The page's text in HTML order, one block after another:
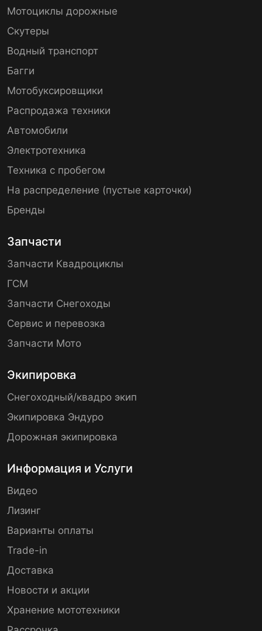
Мотоциклы дорожные
Скутеры
Водный транспорт
Багги
Мотобуксировщики
Распродажа техники
Автомобили
Электротехника
Техника с пробегом
На распределение (пустые карточки)
Бренды
Запчасти
Запчасти Квадроциклы
ГСМ
Запчасти Снегоходы
Сервис и перевозка
Запчасти Мото
Экипировка
Снегоходный/квадро экип
Экипировка Эндуро
Дорожная экипировка
Информация и Услуги
Видео
Лизинг
Варианты оплаты
Trade-in
Доставка
Новости и акции
Хранение мототехники